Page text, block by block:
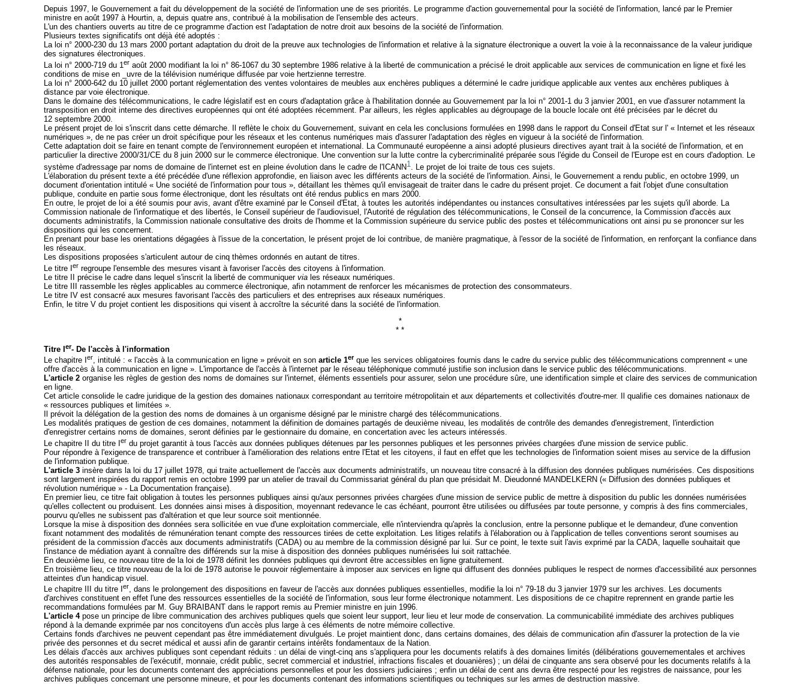
Depuis 1997, le Gouvernement a fait du développement de la société de l'information une de ses priorités. Le programme d'action gouvernemental pour la société de l'information, lancé par le Premier
ministre en août 1997 à Hourtin, a, depuis quatre ans, contribué à la mobilisation de l'ensemble des acteurs.
L'un des chantiers ouverts au titre de ce programme d'action est l'adaptation de notre droit aux besoins de la société de l'information.
Plusieurs textes significatifs ont déjà été adoptés :
La loi n° 2000-230 du 13 mars 2000 portant adaptation du droit de la preuve aux technologies de l'information et relative à la signature électronique a ouvert la voie à la reconnaissance de la valeur juridique
des signatures électroniques.
La loi n° 2000-719 du 1eraoût 2000 modifiant la loi n° 86-1067 du 30 septembre 1986 relative à la liberté de communication a précisé le droit applicable aux services de communication en ligne et fixé les
conditions de mise en _uvre de la télévision numérique diffusée par voie hertzienne terrestre.
La loi n° 2000-642 du 10 juillet 2000 portant réglementation des ventes volontaires de meubles aux enchères publiques a déterminé le cadre juridique applicable aux ventes aux enchères publiques à
distance par voie électronique.
Dans le domaine des télécommunications, le cadre législatif est en cours d'adaptation grâce à l'habilitation donnée au Gouvernement par la loi n° 2001-1 du 3 janvier 2001, en vue d'assurer notamment la
transposition en droit interne des directives européennes qui ont été adoptées récemment. Par ailleurs, les règles applicables au dégroupage de la boucle locale ont été précisées par le décret du
12 septembre 2000.
Le présent projet de loi s'inscrit dans cette démarche. Il reflète le choix du Gouvernement, suivant en cela les conclusions formulées en 1998 dans le rapport du Conseil d'Etat sur l' « Internet et les réseaux
numériques », de ne pas créer un droit spécifique pour les réseaux et les contenus numériques mais d'assurer l'adaptation des règles en vigueur à la société de l'information.
Cette adaptation doit se faire en tenant compte de l'environnement européen et international. La Communauté européenne a ainsi adopté plusieurs directives ayant trait à la société de l'information, et en
particulier la directive 2000/31/CE du 8 juin 2000 sur le commerce électronique. Une convention sur la lutte contre la cybercriminalité préparée sous l'égide du Conseil de l'Europe est en cours d'adoption. Le
système d'adressage par noms de domaine de l'internet est en pleine évolution dans le cadre de l'ICANN1. Le projet de loi traite de tous ces sujets.
L'élaboration du présent texte a été précédée d'une réflexion approfondie, en liaison avec les différents acteurs de la société de l'information. Ainsi, le Gouvernement a rendu public, en octobre 1999, un
document d'orientation intitulé « Une société de l'information pour tous », détaillant les thèmes qu'il envisageait de traiter dans le cadre du présent projet. Ce document a fait l'objet d'une consultation
publique, conduite en partie sous forme électronique, dont les résultats ont été rendus publics en mars 2000.
En outre, le projet de loi a été soumis pour avis, avant d'être examiné par le Conseil d'Etat, à toutes les autorités indépendantes ou instances consultatives intéressées par les sujets qu'il aborde. La
Commission nationale de l'informatique et des libertés, le Conseil supérieur de l'audiovisuel, l'Autorité de régulation des télécommunications, le Conseil de la concurrence, la Commission d'accès aux
documents administratifs, la Commission nationale consultative des droits de l'homme et la Commission supérieure du service public des postes et télécommunications ont ainsi pu se prononcer sur les
dispositions qui les concernent.
En prenant pour base les orientations dégagées à l'issue de la concertation, le présent projet de loi contribue, de manière pragmatique, à l'essor de la société de l'information, en renforçant la confiance dans
les réseaux.
Les dispositions proposées s'articulent autour de cinq thèmes ordonnés en autant de titres.
Le titre Ierregroupe l'ensemble des mesures visant à favoriser l'accès des citoyens à l'information.
Le titre II précise le cadre dans lequel s'inscrit la liberté de communiquer viales réseaux numériques.
Le titre III rassemble les règles applicables au commerce électronique, afin notamment de renforcer les mécanismes de protection des consommateurs.
Le titre IV est consacré aux mesures favorisant l'accès des particuliers et des entreprises aux réseaux numériques.
Enfin, le titre V du projet contient les dispositions qui visent à accroître la sécurité dans la société de l'information.
*
* *
Titre Ier- De l'accès à l'information
Le chapitre I
er, intitulé : « l'accès à la communication en ligne » prévoit en sonarticle 1er que les services obligatoires fournis dans le cadre du service public des télécommunications comprennent « une
offre d'accès à la communication en ligne ». L'importance de l'accès à l'internet par le réseau téléphonique commuté justifie son inclusion dans le service public des télécommunications.
L'article 2organise les règles de gestion des noms de domaines sur l'internet, éléments essentiels pour assurer, selon une procédure sûre, une identification simple et claire des services de communication
en ligne.
Cet article consolide le cadre juridique de la gestion des domaines nationaux correspondant au territoire métropolitain et aux départements et collectivités d'outre-mer. Il qualifie ces domaines nationaux de
« ressources publiques et limitées ».
Il prévoit la délégation de la gestion des noms de domaines à un organisme désigné par le ministre chargé des télécommunications.
Les modalités pratiques de gestion de ces domaines, notamment la définition de domaines partagés de deuxième niveau, les modalités de contrôle des demandes d'enregistrement, l'interdiction
d'enregistrer certains noms de domaines, seront définies par le gestionnaire du domaine, en concertation avec les acteurs intéressés.
Le chapitre II du titre Ierdu projet garantit à tous l'accès aux données publiques détenues par les personnes publiques et les personnes privées chargées d'une mission de service public.
Pour répondre à l'exigence de transparence et contribuer à l'amélioration des relations entre l'Etat et les citoyens, il faut en effet que les technologies de l'information soient mises au service de la diffusion
de l'information publique.
L'article 3 insère dans la loi du 17 juillet 1978, qui traite actuellement de l'accès aux documents administratifs, un nouveau titre consacré à la diffusion des données publiques numérisées. Ces dispositions
sont largement inspirées du rapport remis en octobre 1999 par un atelier de travail du Commissariat général du plan que présidait M. Dieudonné MANDELKERN (« Diffusion des données publiques et
révolution numérique » - La Documentation française).
En premier lieu, ce titre fait obligation à toutes les personnes publiques ainsi qu'aux personnes privées chargées d'une mission de service public de mettre à disposition du public les données numérisées
qu'elles collectent ou produisent. Les données ainsi mises à disposition, moyennant redevance le cas échéant, pourront être utilisées ou diffusées par toute personne, y compris à des fins commerciales,
pourvu qu'elles ne subissent pas d'altération et que leur source soit mentionnée.
Lorsque la mise à disposition des données sera sollicitée en vue d'une exploitation commerciale, elle n'interviendra qu'après la conclusion, entre la personne publique et le demandeur, d'une convention
fixant notamment des modalités de rémunération tenant compte des ressources tirées de cette exploitation. Les litiges relatifs à l'élaboration ou à l'application de telles conventions seront soumises au
président de la commission d'accès aux documents administratifs (CADA) ou au membre de la commission désigné par lui. Sur ce point, le texte suit l'avis exprimé par la CADA, laquelle souhaitait que
l'instance de médiation ayant à connaître des différends sur la mise à disposition des données publiques numérisées lui soit rattachée.
En deuxième lieu, ce nouveau titre de la loi de 1978 définit les données publiques qui devront être accessibles en ligne gratuitement.
En troisième lieu, ce titre nouveau de la loi de 1978 autorise le pouvoir réglementaire à imposer aux services en ligne qui diffusent des données publiques le respect de normes d'accessibilité aux personnes
atteintes d'un handicap visuel.
Le chapitre III du titre I
er
, dans le prolongement des dispositions en faveur de l'accès aux données publiques essentielles, modifie la loi n° 79-18 du 3 janvier 1979 sur les archives. Les documents
d'archives constituent en effet l'une des ressources essentielles de la société de l'information, sous leur forme électronique notamment. Les dispositions de ce chapitre reprennent en grande partie les
recommandations formulées par M. Guy BRAIBANT dans le rapport remis au Premier ministre en juin 1996.
L'article 4pose un principe de libre communication des archives publiques quels que soient leur support, leur lieu et leur mode de conservation. La communicabilité immédiate des archives publiques
répond à la demande exprimée par nos concitoyens d'un accès plus large à ces éléments de notre mémoire collective.
Certains fonds d'archives ne peuvent cependant pas être immédiatement divulgués. Le projet maintient donc, dans certains domaines, des délais de communication afin d'assurer la protection de la vie
privée des personnes et du secret médical et aussi afin de garantir certains intérêts fondamentaux de la Nation.
Les délais d'accès aux archives publiques sont cependant réduits : un délai de vingt-cinq ans s'appliquera pour les documents relatifs à des domaines limités (délibérations gouvernementales et archives
des autorités responsables de l'exécutif, monnaie, crédit public, secret commercial et industriel, infractions fiscales et douanières) ; un délai de cinquante ans sera observé pour les documents relatifs à la
défense nationale, pour les documents contenant des appréciations personnelles et pour les dossiers judiciaires ; enfin un délai de cent ans devra être respecté pour les registres de naissance, pour les
archives publiques concernant une personne mineure, et pour les documents contenant des informations scientifiques ou techniques sur les armes de destruction massive.